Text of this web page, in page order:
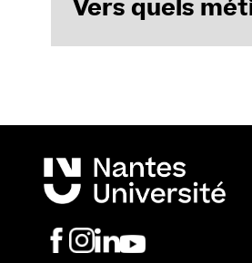
Vers quels
Attaché.e de recherche
Coordinateur.trice
Chef.fe de projet
Chargé.e de qualité
Chargé.e de projet